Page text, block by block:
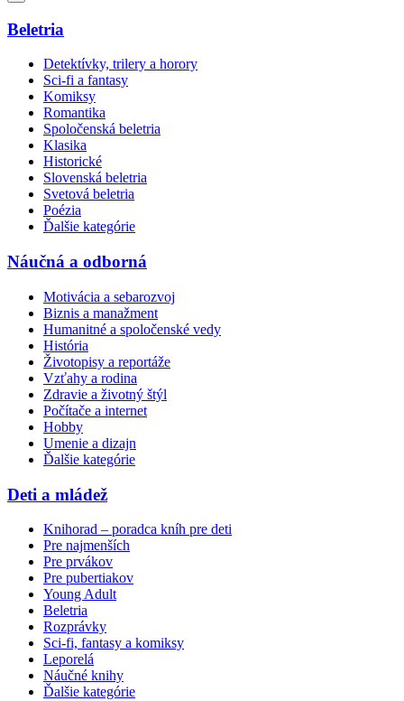
Beletria
Detektívky, trilery a horory
Sci-fi a fantasy
Komiksy
Romantika
Spoločenská beletria
Klasika
Historické
Slovenská beletria
Svetová beletria
Poézia
Ďalšie kategórie
Náučná a odborná
Motivácia a sebarozvoj
Biznis a manažment
Humanitné a spoločenské vedy
História
Životopisy a reportáže
Vzťahy a rodina
Zdravie a životný štýl
Počítače a internet
Hobby
Umenie a dizajn
Ďalšie kategórie
Deti a mládež
Knihorad – poradca kníh pre deti
Pre najmenších
Pre prvákov
Pre pubertiakov
Young Adult
Beletria
Rozprávky
Sci-fi, fantasy a komiksy
Leporelá
Náučné knihy
Ďalšie kategórie